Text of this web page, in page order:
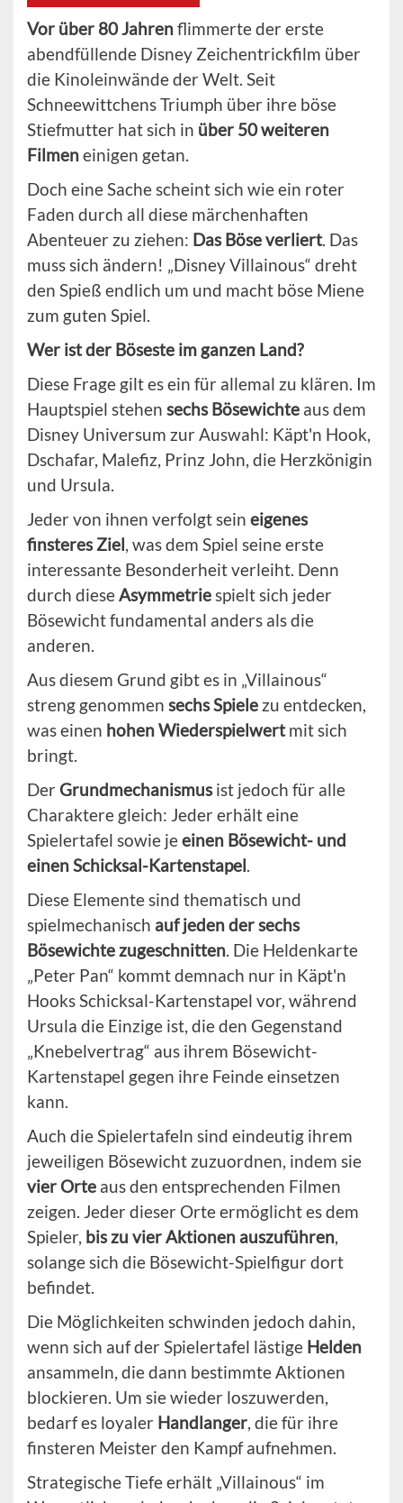
Vor über 80 Jahrenflimmerte der erste
abendfüllende Disney Zeichentrickfilm über
die Kinoleinwände der Welt. Seit
Schneewittchens Triumph über ihre böse
Stiefmutter hat sich in über 50 weiteren
Filmeneinigen getan.
Doch eine Sache scheint sich wie ein roter
Faden durch all diese märchenhaften
Abenteuer zu ziehen: Das Böse verliert. Das
muss sich ändern! „Disney Villainous“ dreht
den Spieß endlich um und macht böse Miene
zum guten Spiel.
Wer ist der Böseste im ganzen Land?
Diese Frage gilt es ein für allemal zu klären. Im
Hauptspiel stehen sechs Bösewichte aus dem
Disney Universum zur Auswahl: Käpt'n Hook,
Dschafar, Malefiz, Prinz John, die Herzkönigin
und Ursula.
Jeder von ihnen verfolgt sein eigenes
finsteres Ziel, was dem Spiel seine erste
interessante Besonderheit verleiht. Denn
durch dieseAsymmetriespielt sich jeder
Bösewicht fundamental anders als die
anderen.
Aus diesem Grund gibt es in „Villainous“
streng genommen sechs Spiele zu entdecken,
was einen hohen Wiederspielwertmit sich
bringt.
Der Grundmechanismusist jedoch für alle
Charaktere gleich: Jeder erhält eine
Spielertafel sowie jeeinen Bösewicht- und
einen Schicksal-Kartenstapel.
Diese Elemente sind thematisch und
spielmechanisch auf jeden der sechs
Bösewichte zugeschnitten. Die Heldenkarte
„Peter Pan“ kommt demnach nur in Käpt'n
Hooks Schicksal-Kartenstapel vor, während
Ursula die Einzige ist, die den Gegenstand
„Knebelvertrag“ aus ihrem Bösewicht-
Kartenstapel gegen ihre Feinde einsetzen
kann.
Auch die Spielertafeln sind eindeutig ihrem
jeweiligen Bösewicht zuzuordnen, indem sie
vier Orte aus den entsprechenden Filmen
zeigen. Jeder dieser Orte ermöglicht es dem
Spieler, bis zu vier Aktionen auszuführen,
solange sich die Bösewicht-Spielfigur dort
befindet.
Die Möglichkeiten schwinden jedoch dahin,
wenn sich auf der Spielertafel lästige Helden
ansammeln, die dann bestimmte Aktionen
blockieren. Um sie wieder loszuwerden,
bedarf es loyaler Handlanger, die für ihre
finsteren Meister den Kampf aufnehmen.
Strategische Tiefe erhält „Villainous“ im